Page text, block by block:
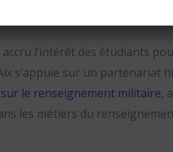
l’intérêt des étudiants
s’appuie sur un partenariat
sur le renseignement militaire,
les métiers du